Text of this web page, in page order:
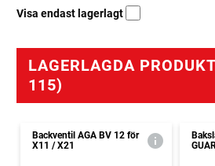
Visa endast lagerlagt
LAGERLAGDA
115)
Backventil AGA BV 12 för
X11 / X21